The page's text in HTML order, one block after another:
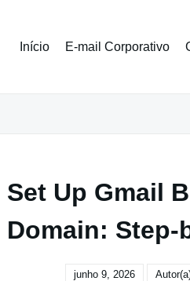
Início E-mail Corporativo
Set Up Gmail
Domain: Step-
junho 9, 2026